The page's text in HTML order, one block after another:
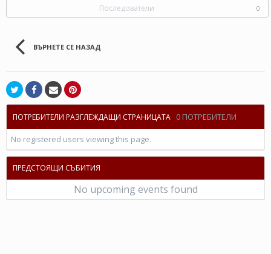
Последователи 0
ВЪРНЕТЕ СЕ НАЗАД
ПОТРЕБИТЕЛИ РАЗГЛЕЖДАЩИ СТРАНИЦАТА 0 ПОТРЕБИТЕЛИ
No registered users viewing this page.
ПРЕДСТОЯЩИ СЪБИТИЯ
No upcoming events found